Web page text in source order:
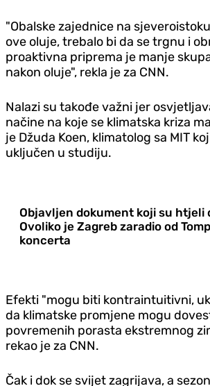
"Obalske zajednice na
ove oluje, trebalo bi da se trgnu i
proaktivna priprema je manje
nakon oluje", rekla je za CNN.
Nalazi su takođe važni jer
načine na koje se klimatska kriza
je Džuda Koen, klimatolog sa MIT
uključen u studiju.
Objavljen dokument koji su htjeli
Ovoliko je Zagreb zaradio od
koncerta
Efekti "mogu biti kontraintuitivni,
da klimatske promjene mogu
povremenih porasta ekstremnog
rekao je za CNN.
Čak i dok se svijet zagrijava, a